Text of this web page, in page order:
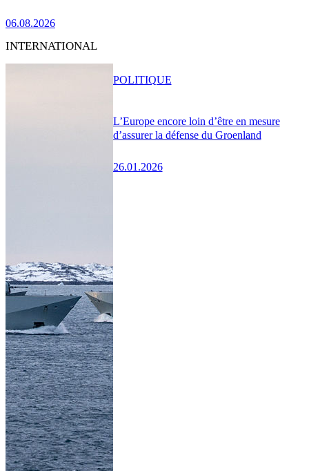
06.08.2026
INTERNATIONAL
L’Europe encore loin d’être en mesure
d’assurer la défense du Groenland
26.01.2026
POLITIQUE